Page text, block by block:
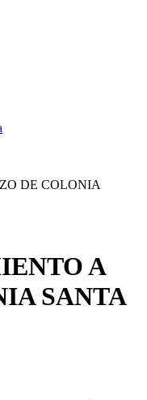
DE COLONIA
A
SANTA